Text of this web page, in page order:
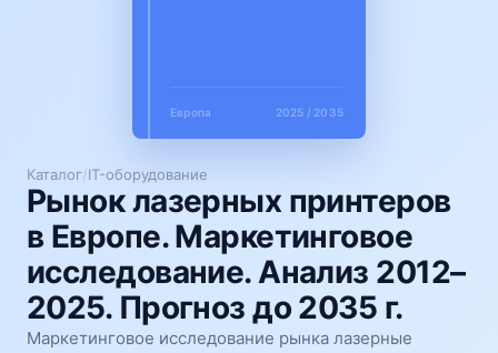
Каталог/IT-оборудование
Рынок лазерных принтеров
в Европе. Маркетинговое
исследование. Анализ 2012–
2025. Прогноз до 2035 г.
Маркетинговое исследование рынка лазерные
Европа 2025 / 2035